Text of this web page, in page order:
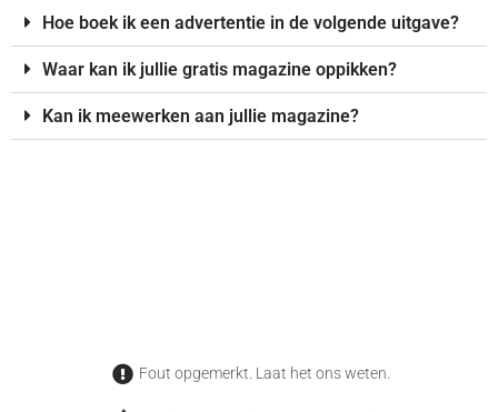
Hoe boek ik een advertentie in de volgende uitgave?
Waar kan ik jullie gratis magazine oppikken?
Kan ik meewerken aan jullie magazine?
Fout opgemerkt. Laat het ons weten.